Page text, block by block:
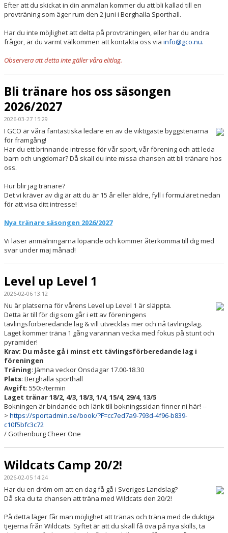
Efter att du skickat in din anmälan kommer du att bli kallad till en
provträning som äger rum den 2 juni i Berghalla Sporthall.
Har du inte möjlighet att delta på provträningen, eller har du andra
frågor, är du varmt välkommen att kontakta oss via info@gco.nu.
Observera att detta inte gäller våra elitlag.
Bli tränare hos oss säsongen
2026/2027
2026-03-27 15:29
I GCO är våra fantastiska ledare en av de viktigaste byggstenarna
för framgång!
Har du ett brinnande intresse för vår sport, vår förening och att leda
barn och ungdomar? Då skall du inte missa chansen att bli tränare hos
oss.
Hur blir jag tränare?
Det vi kräver av dig är att du är 15 år eller äldre, fyll i formuläret nedan
för att visa ditt intresse!
Nya tränare säsongen 2026/2027
Vi läser anmälningarna löpande och kommer återkomma till dig med
svar under maj månad!
Level up Level 1
2026-02-06 13:12
Nu är platserna för vårens Level up Level 1 är släppta.
Detta är till för dig som går i ett av föreningens
tävlingsförberedande lag & vill utvecklas mer och nå tävlingslag.
Laget kommer träna 1 gång varannan vecka med fokus på stunt och
pyramider!
Krav: Du måste gå i minst ett tävlingsförberedande lag i
föreningen
Träning: Jämna veckor Onsdagar 17.00-18.30
Plats: Berghalla sporthall
Avgift: 550:-/termin
Laget tränar 18/2, 4/3, 18/3, 1/4, 15/4, 29/4, 13/5
Bokningen är bindande och länk till bokningssidan finner ni här! --
> https://sportadmin.se/book/?F=cc7ed7a9-793d-4f96-b839-
c10f5bfc3c72
/ Gothenburg Cheer One
Wildcats Camp 20/2!
2026-02-05 14:24
Har du en dröm om att en dag få gå i Sveriges Landslag?
Då ska du ta chansen att träna med Wildcats den 20/2!
På detta läger får man möjlighet att tränas och träna med de duktiga
tjejerna från Wildcats. Syftet är att du skall få öva på nya skills, ta